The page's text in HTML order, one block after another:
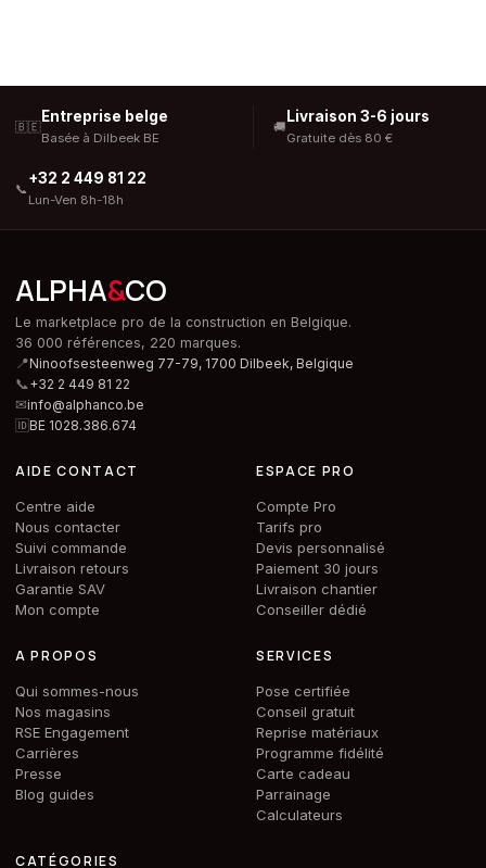
🇧🇪
Entreprise belge
Basée à Dilbeek BE
🚚
Livraison 3-6 jours
Gratuite dès 80 €
📞
+32 2 449 81 22
Lun-Ven 8h-18h
ALPHA&CO
Le marketplace pro de la construction en Belgique.
36 000 références, 220 marques.
📍Ninoofsesteenweg 77-79, 1700 Dilbeek, Belgique
📞+32 2 449 81 22
✉info@alphanco.be
🆔BE 1028.386.674
AIDE CONTACT
Centre aide
Nous contacter
Suivi commande
Livraison retours
Garantie SAV
Mon compte
ESPACE PRO
Compte Pro
Tarifs pro
Devis personnalisé
Paiement 30 jours
Livraison chantier
Conseiller dédié
A PROPOS
Qui sommes-nous
Nos magasins
RSE Engagement
Carrières
Presse
Blog guides
SERVICES
Pose certifiée
Conseil gratuit
Reprise matériaux
Programme fidélité
Carte cadeau
Parrainage
Calculateurs
CATÉGORIES